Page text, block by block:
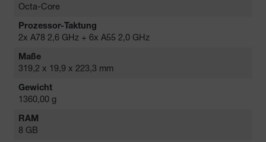
Octa-Core
Prozessor-Taktung
2x A78 2,6 GHz + 6x A55 2,0 GHz
Maße
319,2 x 19,9 x 223,3 mm
Gewicht
1360,00 g
RAM
8 GB